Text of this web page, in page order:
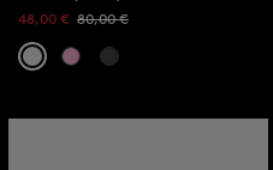
48,00 € 80,00 €